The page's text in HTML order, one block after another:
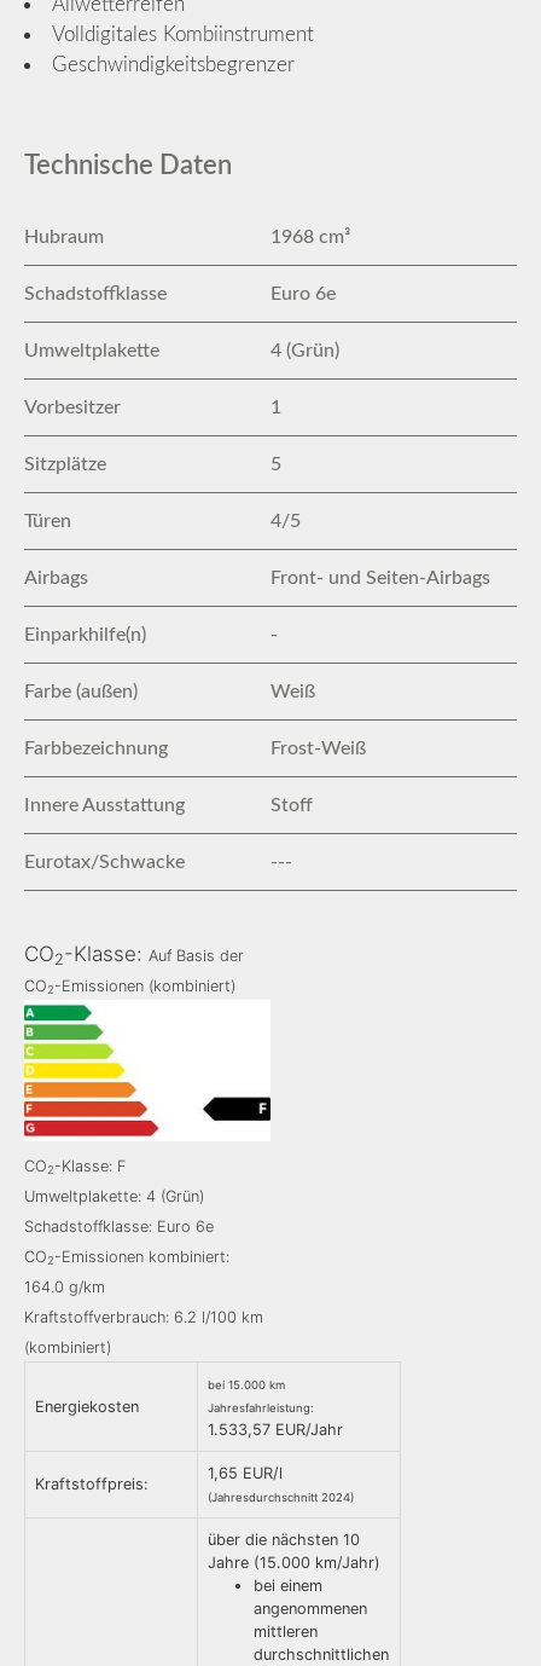
Volldigitales Kombiinstrument
Geschwindigkeitsbegrenzer
Technische Daten
Hubraum 1968 cm³
Schadstoffklasse Euro 6e
Umweltplakette 4 (Grün)
Vorbesitzer 1
Sitzplätze 5
Türen 4/5
Airbags Front- und Seiten-Airbags
Einparkhilfe(n) -
Farbe (außen) Weiß
Farbbezeichnung Frost-Weiß
Innere Ausstattung Stoff
Eurotax/Schwacke ---
CO2-Klasse: Auf Basis der
CO2-Emissionen (kombiniert)
CO2-Klasse: F
Umweltplakette: 4 (Grün)
Schadstoffklasse: Euro 6e
CO2-Emissionen kombiniert:
164.0 g/km
Kraftstoffverbrauch: 6.2 l/100 km
(kombiniert)
Energiekosten
bei 15.000 km
Jahresfahrleistung:
1.533,57 EUR/Jahr
Kraftstoffpreis:
1,65 EUR/l
(Jahresdurchschnitt 2024)
über die nächsten 10
Jahre (15.000 km/Jahr)
bei einem
angenommenen
mittleren
durchschnittlichen